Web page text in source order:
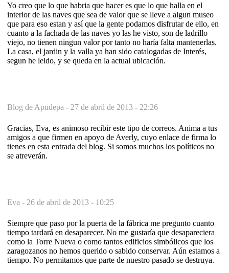
Yo creo que lo que habria que hacer es que lo que halla en el
interior de las naves que sea de valor que se lleve a algun museo
que para eso estan y así que la gente podamos disfrutar de ello, en
cuanto a la fachada de las naves yo las he visto, son de ladrillo
viejo, no tienen ningun valor por tanto no haría falta mantenerlas.
La casa, el jardin y la valla ya han sido catalogadas de Interés,
segun he leido, y se queda en la actual ubicación.
Blog de Apudepa - 27 de abril de 2013 - 22:26
Gracias, Eva, es animoso recibir este tipo de correos. Anima a tus
amigos a que firmen en apoyo de Averly, cuyo enlace de firma lo
tienes en esta entrada del blog. Si somos muchos los políticos no
se atreverán.
Eva - 26 de abril de 2013 - 10:25
Siempre que paso por la puerta de la fábrica me pregunto cuanto
tiempo tardará en desaparecer. No me gustaría que desapareciera
como la Torre Nueva o como tantos edificios simbólicos que los
zaragozanos no hemos querido o sabido conservar. Aún estamos a
tiempo. No permitamos que parte de nuestro pasado se destruya.